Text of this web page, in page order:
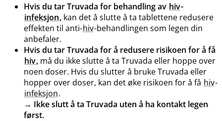
Hvis du tar Truvada for behandling av hiv-
infeksjon, kan det å slutte å ta tablettene redusere
effekten til anti-hiv-behandlingen som legen din
anbefaler.
Hvis du tar Truvada for å redusere risikoen for å få
hiv, må du ikke slutte å ta Truvada eller hoppe over
noen doser. Hvis du slutter å bruke Truvada eller
hopper over doser, kan det øke risikoen for å få hiv-
infeksjon.
→ Ikke slutt å ta Truvada uten å ha kontakt legen
først.